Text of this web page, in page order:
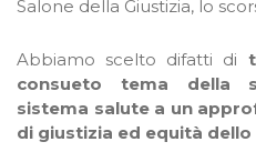
Salone della Giustizia, lo
Abbiamo scelto difatti di
consueto tema della
sistema salute a un
di giustizia ed equità dello